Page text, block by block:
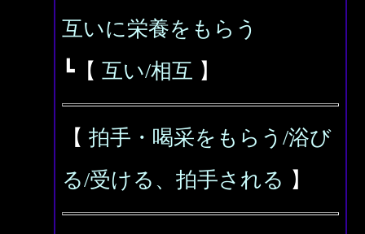
互いに栄養をもらう
┗【 互い/相互 】
【 拍手・喝采をもらう/浴び
る/受ける、拍手される 】